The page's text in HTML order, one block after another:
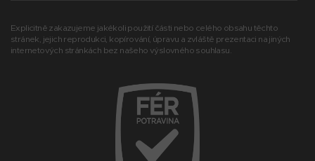
Explicitně zakazujeme jakékoli použití části nebo celého obsahu těchto
stránek, jejich reprodukci, kopírování, úpravu a zvláště prezentaci na jiných
internetových stránkách bez našeho výslovného souhlasu.